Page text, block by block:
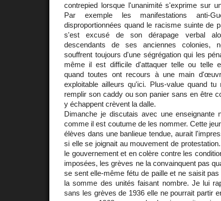
contrepied lorsque l'unanimité s'exprime sur
Par exemple les manifestations anti-
disproportionnées quand le racisme suinte de
s'est excusé de son dérapage verbal
descendants de ses anciennes colonies,
souffrent toujours d'une ségrégation qui les
même il est difficile d'attaquer telle ou telle
quand toutes ont recours à une main
exploitable ailleurs qu'ici. Plus-value quand
remplir son caddy ou son panier sans en être
y échappent crèvent la dalle.
Dimanche je discutais avec une enseignante
comme il est coutume de les nommer. Cette
élèves dans une banlieue tendue, aurait
si elle se joignait au mouvement de
le gouvernement et en colère contre les
imposées, les grèves ne la convainquent pas
se sent elle-même fétu de paille et ne saisit
la somme des unités faisant nombre. Je lui
sans les grèves de 1936 elle ne pourrait partir